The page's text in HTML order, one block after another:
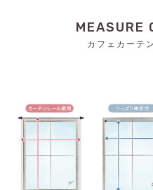
MEASURE
カフェカーテ